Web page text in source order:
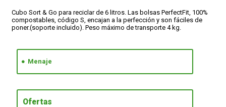
Cubo Sort & Go para reciclar de 6 litros. Las bolsas PerfectFit, 100%
compostables, código S, encajan a la perfección y son fáciles de
poner.(soporte incluido). Peso máximo de transporte 4 kg.
Menaje
Ofertas
DEVOLUCIONES
FORMAS DE PAGO